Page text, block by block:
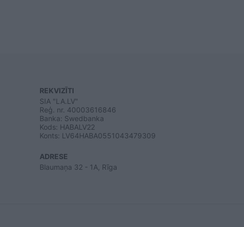
REKVIZĪTI
SIA "LA.LV"
Reģ. nr. 40003616846
Banka: Swedbanka
Kods: HABALV22
Konts: LV64HABA0551043479309
ADRESE
Blaumaņa 32 - 1A, Rīga